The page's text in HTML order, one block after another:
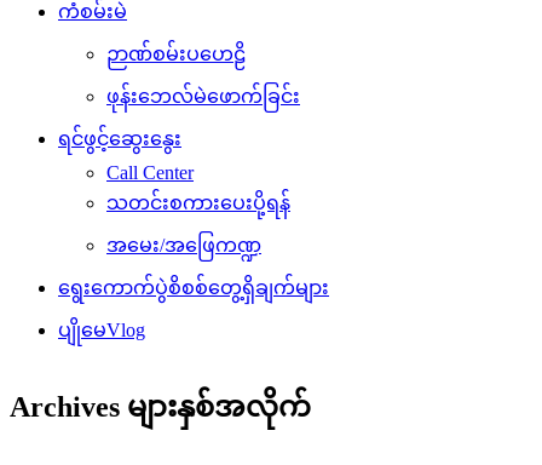
ကံစမ်းမဲ
ဉာဏ်စမ်းပဟေဠိ
ဖုန်းဘေလ်မဲဖောက်ခြင်း
ရင်ဖွင့်ဆွေးနွေး
Call Center
သတင်းစကားပေးပို့ရန်
အမေး/အဖြေကဏ္ဍ
ရွေးကောက်ပွဲစိစစ်တွေ့ရှိချက်များ
ပျိုမေVlog
Archives များနှစ်အလိုက်